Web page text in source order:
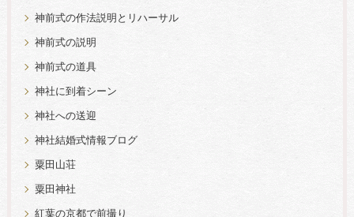
神前式の作法説明とリハーサル
神前式の説明
神前式の道具
神社に到着シーン
神社への送迎
神社結婚式情報ブログ
粟田山荘
粟田神社
紅葉の京都で前撮り